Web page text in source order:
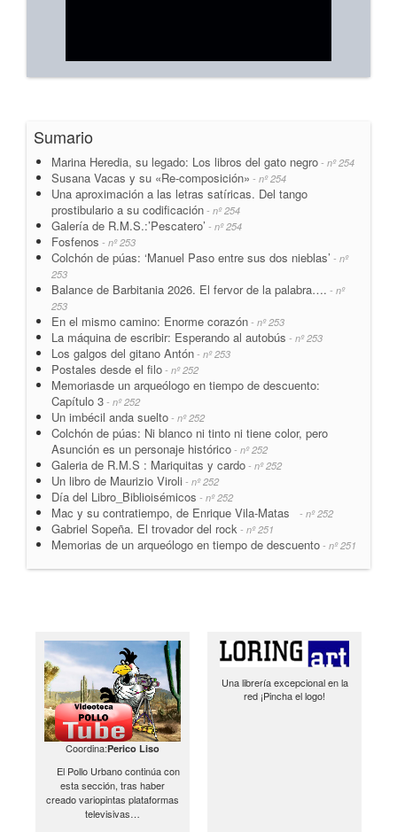
Sumario
Marina Heredia, su legado: Los libros del gato negro - nº 254
Susana Vacas y su «Re-composición» - nº 254
Una aproximación a las letras satíricas. Del tango
prostibulario a su codificación - nº 254
Galería de R.M.S.:’Pescatero’ - nº 254
Fosfenos - nº 253
Colchón de púas: ‘Manuel Paso entre sus dos nieblas’ - nº
253
Balance de Barbitania 2026. El fervor de la palabra…. - nº
253
En el mismo camino: Enorme corazón - nº 253
La máquina de escribir: Esperando al autobús - nº 253
Los galgos del gitano Antón - nº 253
Postales desde el filo - nº 252
Memoriasde un arqueólogo en tiempo de descuento:
Capítulo 3 - nº 252
Un imbécil anda suelto - nº 252
Colchón de púas: Ni blanco ni tinto ni tiene color, pero
Asunción es un personaje histórico - nº 252
Galeria de R.M.S : Mariquitas y cardo - nº 252
Un libro de Maurizio Viroli - nº 252
Día del Libro_Biblioisémicos - nº 252
Mac y su contratiempo, de Enrique Vila-Matas - nº 252
Gabriel Sopeña. El trovador del rock - nº 251
Memorias de un arqueólogo en tiempo de descuento - nº 251
Coordina:Perico Liso
El Pollo Urbano continúa con
esta sección, tras haber
creado variopintas plataformas
televisivas…
Una librería excepcional en la
red ¡Pincha el logo!